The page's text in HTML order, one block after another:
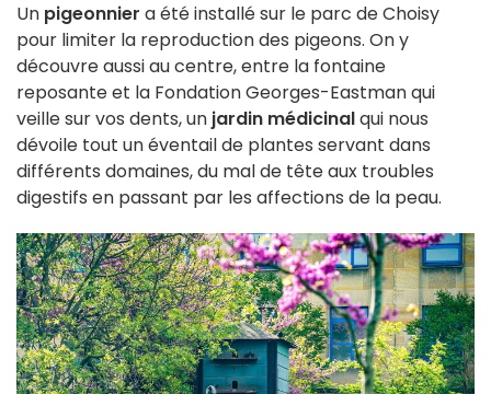
Un pigeonnier a été installé sur le parc de Choisy
pour limiter la reproduction des pigeons. On y
découvre aussi au centre, entre la fontaine
reposante et la Fondation Georges-Eastman qui
veille sur vos dents, un jardin médicinalqui nous
dévoile tout un éventail de plantes servant dans
différents domaines, du mal de tête aux troubles
digestifs en passant par les affections de la peau.